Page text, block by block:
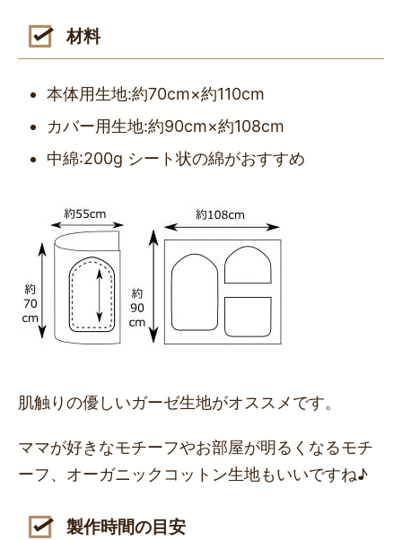
材料
本体用生地:約70cm×約110cm
カバー用生地:約90cm×約108cm
中綿:200g シート状の綿がおすすめ
肌触りの優しいガーゼ生地がオススメです。
ママが好きなモチーフやお部屋が明るくなるモチ
ーフ、オーガニックコットン生地もいいですね♪
製作時間の目安